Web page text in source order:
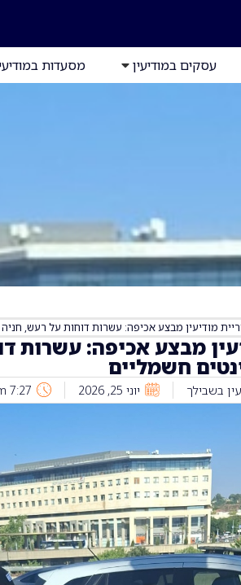
עסקים במודיעין מסעדות
מודיעין מבצע אכיפה: עשרות דוחות על רעש,
מבצע אכיפה: עשרות
חשמליים
בשבילך יוני 25, 2026 7:27 pm